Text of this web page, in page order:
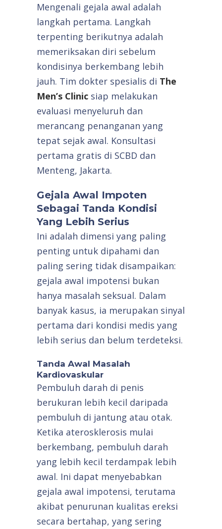
Mengenali gejala awal adalah
langkah pertama. Langkah
terpenting berikutnya adalah
memeriksakan diri sebelum
kondisinya berkembang lebih
jauh. Tim dokter spesialis di The
Men’s Clinic siap melakukan
evaluasi menyeluruh dan
merancang penanganan yang
tepat sejak awal. Konsultasi
pertama gratis di SCBD dan
Menteng, Jakarta.
Gejala Awal Impoten
Sebagai Tanda Kondisi
Yang Lebih Serius
Ini adalah dimensi yang paling
penting untuk dipahami dan
paling sering tidak disampaikan:
gejala awal impotensi bukan
hanya masalah seksual. Dalam
banyak kasus, ia merupakan sinyal
pertama dari kondisi medis yang
lebih serius dan belum terdeteksi.
Tanda Awal Masalah
Kardiovaskular
Pembuluh darah di penis
berukuran lebih kecil daripada
pembuluh di jantung atau otak.
Ketika aterosklerosis mulai
berkembang, pembuluh darah
yang lebih kecil terdampak lebih
awal. Ini dapat menyebabkan
gejala awal impotensi, terutama
akibat penurunan kualitas ereksi
secara bertahap, yang sering